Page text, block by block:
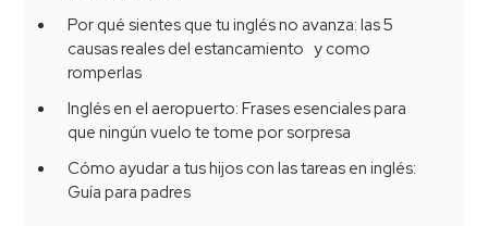
Por qué sientes que tu inglés no avanza: las 5
causas reales del estancamiento y como
romperlas
Inglés en el aeropuerto: Frases esenciales para
que ningún vuelo te tome por sorpresa
Cómo ayudar a tus hijos con las tareas en inglés:
Guía para padres